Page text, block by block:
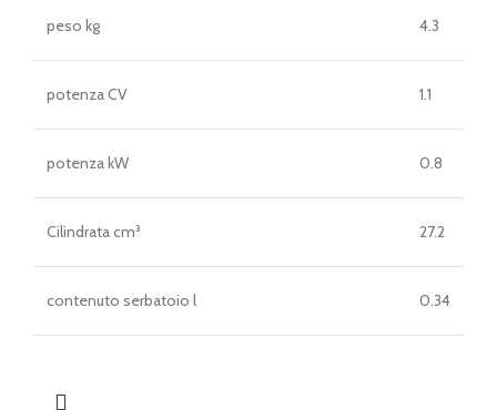
peso kg 4.3
potenza CV 1.1
potenza kW 0.8
Cilindrata cm³ 27.2
contenuto serbatoio l 0.34